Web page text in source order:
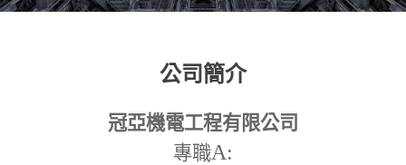
公司簡介
冠亞機電工程有限公司
專職A: